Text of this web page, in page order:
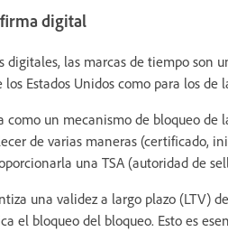
digital
digitales, las marcas de tiempo son
Estados Unidos como para los de
como un mecanismo de bloqueo
de varias maneras (certificado,
una TSA (autoridad de
una validez a largo plazo (LTV)
el bloqueo del bloqueo. Esto es